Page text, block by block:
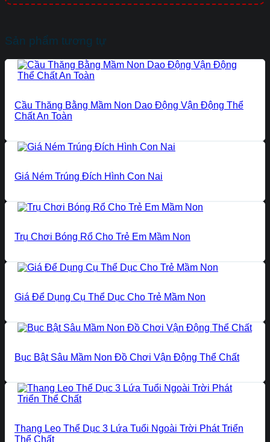
Sản phẩm tương tự
Cầu Thăng Bằng Mầm Non Dao Động Vận Động Thể
Chất An Toàn
Giá Ném Trúng Đích Hình Con Nai
Trụ Chơi Bóng Rổ Cho Trẻ Em Mầm Non
Giá Để Dụng Cụ Thể Dục Cho Trẻ Mầm Non
Bục Bật Sâu Mầm Non Đồ Chơi Vận Động Thể Chất
Thang Leo Thể Dục 3 Lứa Tuổi Ngoài Trời Phát Triển
Thể Chất